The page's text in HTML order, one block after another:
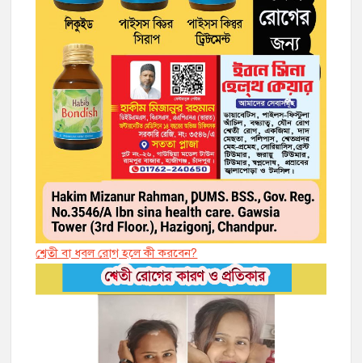
শ্বেতী বা ধবল রোগ হলে কী করবেন?